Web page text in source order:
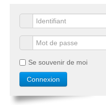
Se souvenir de moi